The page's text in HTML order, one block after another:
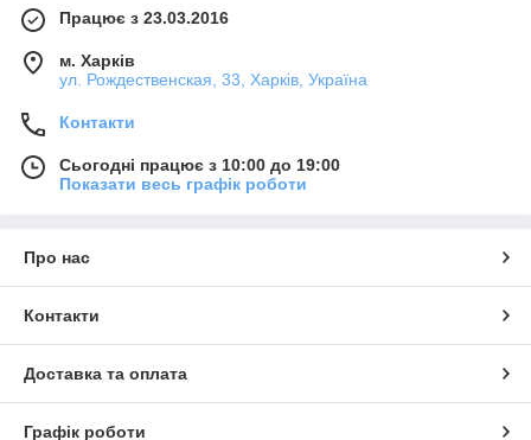
Працює з 23.03.2016
м. Харків
ул. Рождественская, 33, Харків, Україна
Контакти
Сьогодні працює з 10:00 до 19:00
Показати весь графік роботи
Про нас
Контакти
Доставка та оплата
Графік роботи